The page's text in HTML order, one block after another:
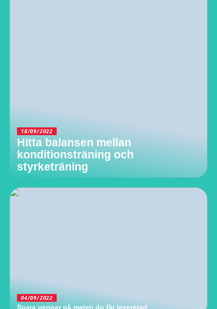
18/09/2022
Hitta balansen mellan
konditionsträning och
styrketräning
04/09/2022
Spara pengar på maten du får levererad